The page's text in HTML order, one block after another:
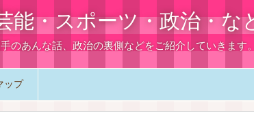
能・スポーツ・政治・な
のあんな話、政治の裏側などをご紹介していきます。
ップ